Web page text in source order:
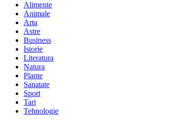
Alimente
Animale
Arta
Astre
Business
Istorie
Literatura
Natura
Plante
Sanatate
Sport
Tari
Tehnologie